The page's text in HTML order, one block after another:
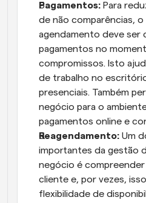
Pagamentos: Para
de não comparências,
agendamento deve ser
pagamentos no
compromissos. Isto
de trabalho no
presenciais. Também
negócio para o
pagamentos online e
Reagendamento: Um
importantes da gestão
negócio é
cliente e, por vezes,
flexibilidade de